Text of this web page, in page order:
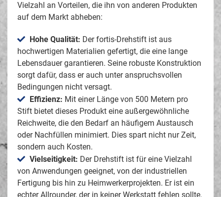
Vielzahl an Vorteilen, die ihn von anderen Produkten
auf dem Markt abheben:
Hohe Qualität: Der fortis-Drehstift ist aus
hochwertigen Materialien gefertigt, die eine lange
Lebensdauer garantieren. Seine robuste Konstruktion
sorgt dafür, dass er auch unter anspruchsvollen
Bedingungen nicht versagt.
Effizienz: Mit einer Länge von 500 Metern pro
Stift bietet dieses Produkt eine außergewöhnliche
Reichweite, die den Bedarf an häufigem Austausch
oder Nachfüllen minimiert. Dies spart nicht nur Zeit,
sondern auch Kosten.
Vielseitigkeit: Der Drehstift ist für eine Vielzahl
von Anwendungen geeignet, von der industriellen
Fertigung bis hin zu Heimwerkerprojekten. Er ist ein
echter Allrounder, der in keiner Werkstatt fehlen sollte.